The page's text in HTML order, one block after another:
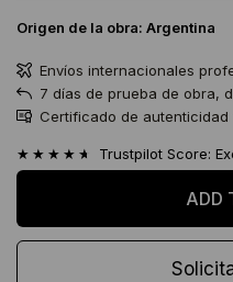
Origen de la obra: Argentina
Envíos internacionales
7 días de prueba de obra,
Certificado de
★★★★★ Trustpilot Score: